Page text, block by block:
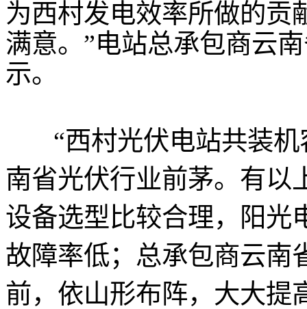
为西村发电效率所做的贡
满意。”电站总承包商云
示。
“西村光伏电站共装机
南省光伏行业前茅。有以
设备选型比较合理，阳光
故障率低；总承包商云南
前，依山形布阵，大大提